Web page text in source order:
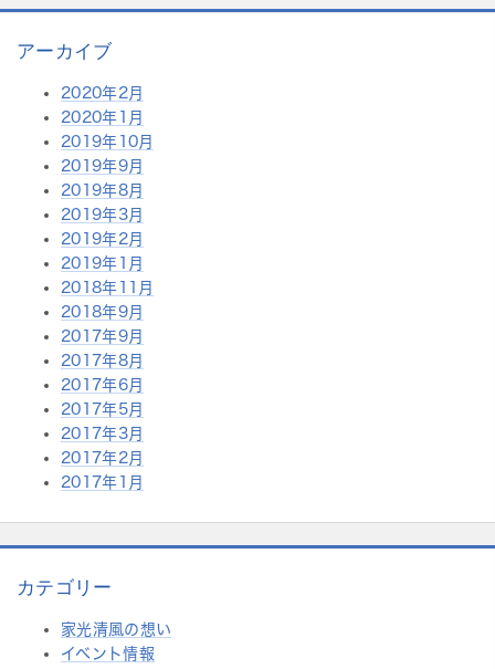
アーカイブ
2020年2月
2020年1月
2019年10月
2019年9月
2019年8月
2019年3月
2019年2月
2019年1月
2018年11月
2018年9月
2017年9月
2017年8月
2017年6月
2017年5月
2017年3月
2017年2月
2017年1月
カテゴリー
家光清風の想い
イベント情報